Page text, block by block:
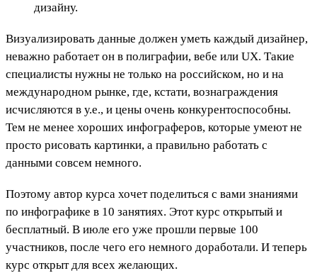
дизайну.
Визуализировать данные должен уметь каждый дизайнер,
неважно работает он в полиграфии, вебе или UX. Такие
специалисты нужны не только на российском, но и на
международном рынке, где, кстати, вознаграждения
исчисляются в у.е., и цены очень конкурентоспособны.
Тем не менее хороших инфограферов, которые умеют не
просто рисовать картинки, а правильно работать с
данными совсем немного.
Поэтому автор курса хочет поделиться с вами знаниями
по инфографике в 10 занятиях. Этот курс открытый и
бесплатный. В июле его уже прошли первые 100
участников, после чего его немного доработали. И теперь
курс открыт для всех желающих.